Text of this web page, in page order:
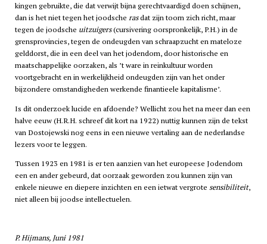
kingen gebruikte, die dat verwijt bijna gerechtvaardigd doen schijnen,
dan is het niet tegen het joodsche rasdat zijn toorn zich richt, maar
tegen de joodsche uitzuigers(cursivering oorspronkelijk, P.H.) in de
grensprovincies, tegen de ondeugden van schraapzucht en mateloze
gelddorst, die in een deel van het jodendom, door historische en
maatschappelijke oorzaken, als ’t ware in reinkultuur worden
voortgebracht en in werkelijkheid ondeugden zijn van het onder
bijzondere omstandigheden werkende finantieele kapitalisme’.
Is dit onderzoek lucide en afdoende? Wellicht zou het na meer dan een
halve eeuw (H.R.H. schreef dit kort na 1922) nuttig kunnen zijn de tekst
van Dostojewski nog eens in een nieuwe vertaling aan de nederlandse
lezers voor te leggen.
Tussen 1923 en 1981 is er ten aanzien van het europeese Jodendom
een en ander gebeurd, dat oorzaak geworden zou kunnen zijn van
enkele nieuwe en diepere inzichten en een ietwat vergrote sensibiliteit,
niet alleen bij joodse intellectuelen.
P. Hijmans, Juni 1981